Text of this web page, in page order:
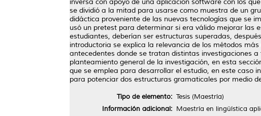
inversa con apoyo de una aplicación software con los
se dividió a la mitad para usarse como muestra de un
didáctica proveniente de las nuevas tecnologías que se
usó un pretest para determinar si era válido mejorar las
estudiantes, deberían ser estructuras superadas,
introductoria se explica la relevancia de los métodos
antecedentes donde se tratan distintas investigaciones
planteamiento general de la investigación, en esta
que se emplea para desarrollar el estudio, en este caso
para potenciar dos estructuras gramaticales por medio
Tipo de elemento: Tesis (Maestría)
Información adicional: Maestría en lingüística